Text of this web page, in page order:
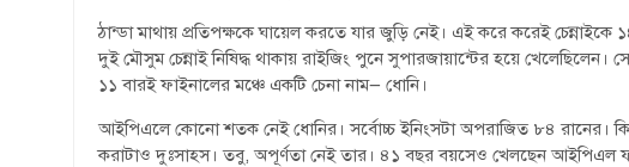
ঠান্ডা মাথায় প্রতিপক্ষকে ঘায়েল করতে যার জুড়ি নেই। এই করে করেই
দুই মৌসুম চেন্নাই নিষিদ্ধ থাকায় রাইজিং পুনে সুপারজায়ান্টের হয়ে
১১ বারই ফাইনালের মঞ্চে একটি চেনা নাম— ধোনি।
আইপিএলে কোনো শতক নেই ধোনির। সর্বোচ্চ ইনিংসটা অপরাজিত ৮৪ রানের।
করাটাও দুঃসাহস। তবু, অপূর্ণতা নেই তার। ৪১ বছর বয়সেও খেলছেন আইপিএল